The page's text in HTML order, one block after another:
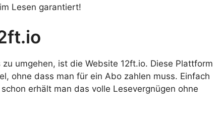
Lesen garantiert!
umgehen, ist die Website 12ft.io. Diese Plattform
ohne dass man für ein Abo zahlen muss. Einfach
erhält man das volle Lesevergnügen ohne